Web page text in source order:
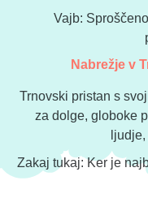
Vajb:
Nabrežje v
Trnovski pristan s
za dolge, globoke
Zakaj tukaj: Ker je